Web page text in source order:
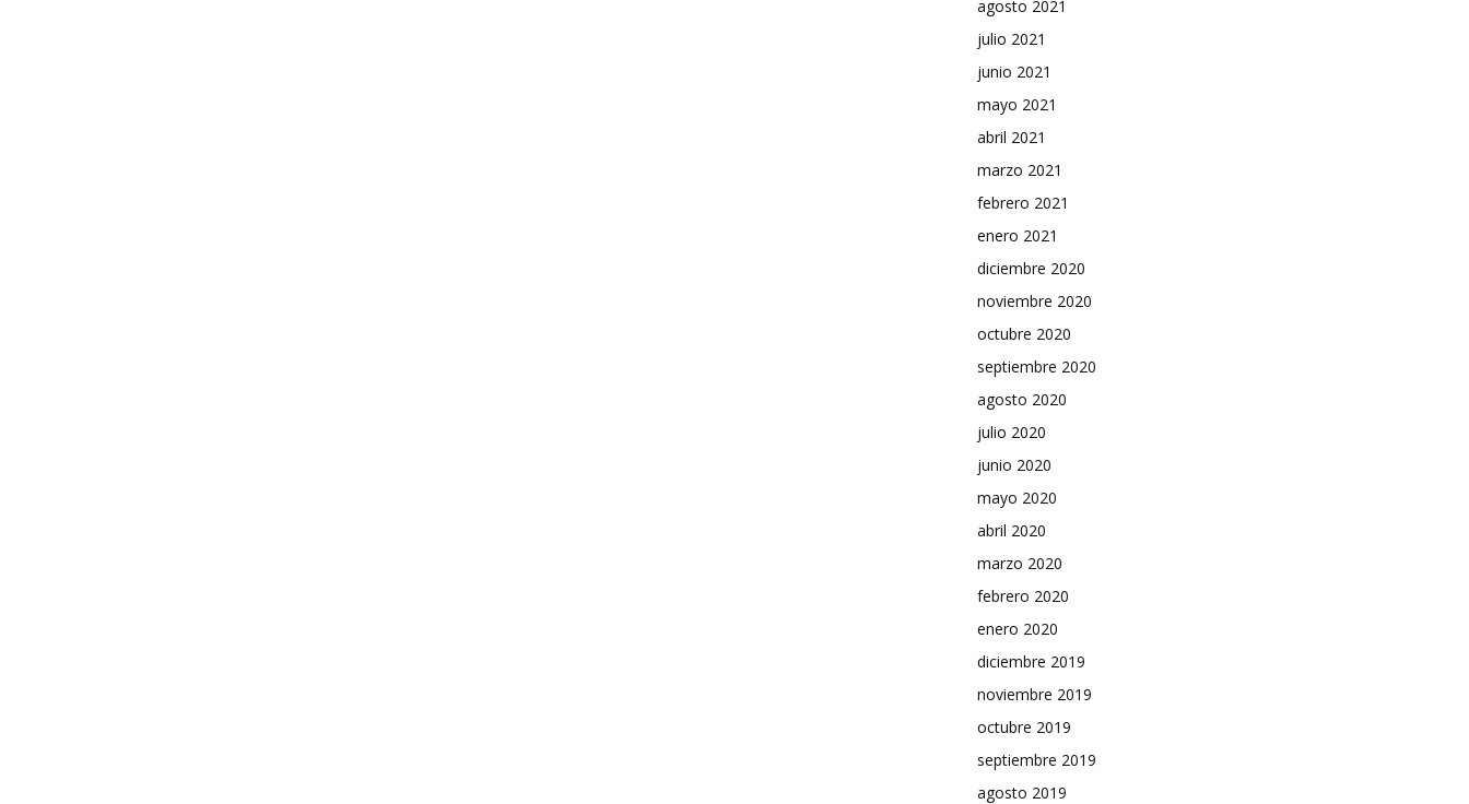
agosto 2021
julio 2021
junio 2021
mayo 2021
abril 2021
marzo 2021
febrero 2021
enero 2021
diciembre 2020
noviembre 2020
octubre 2020
septiembre 2020
agosto 2020
julio 2020
junio 2020
mayo 2020
abril 2020
marzo 2020
febrero 2020
enero 2020
diciembre 2019
noviembre 2019
octubre 2019
septiembre 2019
agosto 2019